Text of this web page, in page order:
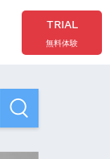
TRIAL
無料体験